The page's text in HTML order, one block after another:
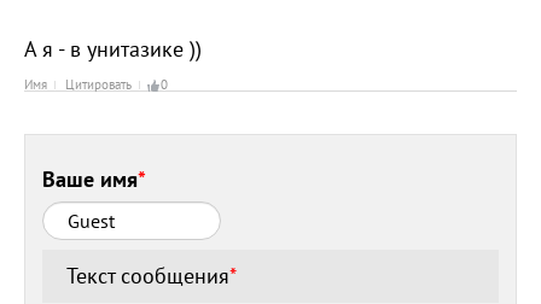
А я - в унитазике ))
Имя Цитировать 0
Ваше имя*
Текст сообщения*